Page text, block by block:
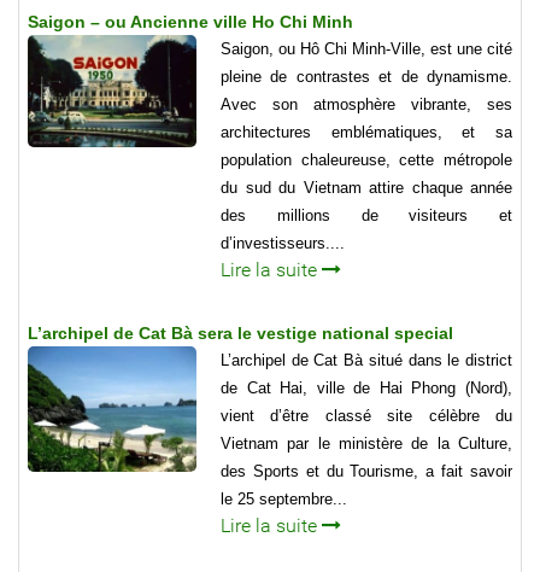
Saigon – ou Ancienne ville Ho Chi Minh
Saigon, ou Hô Chi Minh-Ville, est une cité
pleine de contrastes et de dynamisme.
Avec son atmosphère vibrante, ses
architectures emblématiques, et sa
population chaleureuse, cette métropole
du sud du Vietnam attire chaque année
des millions de visiteurs et
d’investisseurs....
Lire la suite
L’archipel de Cat Bà sera le vestige national special
L’archipel de Cat Bà situé dans le district
de Cat Hai, ville de Hai Phong (Nord),
vient d’être classé site célèbre du
Vietnam par le ministère de la Culture,
des Sports et du Tourisme, a fait savoir
le 25 septembre...
Lire la suite